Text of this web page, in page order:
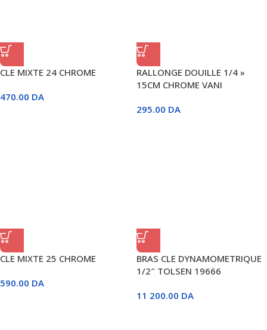
CLE MIXTE 24 CHROME
470.00 DA
RALLONGE DOUILLE 1/4 »
15CM CHROME VANI
295.00 DA
CLE MIXTE 25 CHROME
590.00 DA
BRAS CLE DYNAMOMETRIQUE
1/2″ TOLSEN 19666
11 200.00 DA